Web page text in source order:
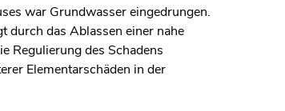
war Grundwasser eingedrungen.
durch das Ablassen einer nahe
Regulierung des Schadens
Elementarschäden in der